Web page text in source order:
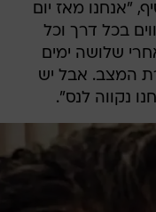
"אנחנו מאז יום
בכל דרך וכל
שלושה ימים
המצב. אבל יש
נקווה לנס".